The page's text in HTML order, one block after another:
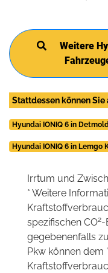
Weitere
Stattdessen können Sie
Hyundai IONIQ 6 in
Hyundai IONIQ 6 in Lemgo
Irrtum und
* Weitere
spezifischen CO2-
gegebenenfalls
Pkw können dem